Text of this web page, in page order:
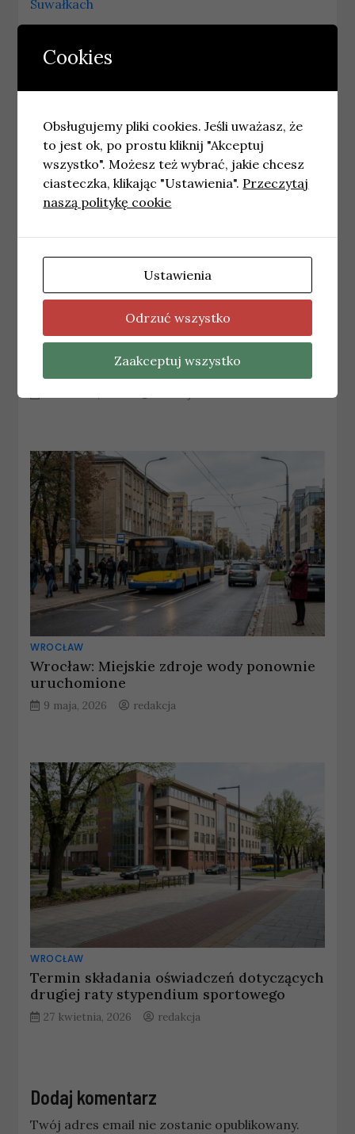
Suwałkach
Piknik wojskowy przy Atlas Arenie w Łodzi.
Prezentacja sprzętu armii
Podobne wpisy
WROCŁAW
Nowy nosorożec w wrocławskim zoo:
Csülök dołączył do Marusi
WROCŁAW
Wrocław: Miejskie zdroje wody ponownie
uruchomione
9 maja, 2026 redakcja
WROCŁAW
Termin składania oświadczeń dotyczących
drugiej raty stypendium sportowego
27 kwietnia, 2026 redakcja
Dodaj komentarz
Twój adres email nie zostanie opublikowany.
Cookies
Obsługujemy pliki cookies. Jeśli uważasz, że
to jest ok, po prostu kliknij "Akceptuj
wszystko". Możesz też wybrać, jakie chcesz
ciasteczka, klikając "Ustawienia". Przeczytaj
naszą politykę cookie
Ustawienia
Odrzuć wszystko
Zaakceptuj wszystko